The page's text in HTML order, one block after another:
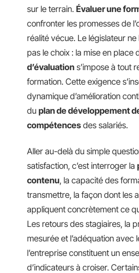
sur le terrain. Évaluer une
confronter les promesses de
réalité vécue. Le législateur ne
pas le choix : la mise en place
d’évaluation s’impose à tout
formation. Cette exigence
dynamique d’amélioration
du plan de développement
compétences des salariés.
Aller au-delà du simple
satisfaction, c’est interroger la
contenu, la capacité des
transmettre, la façon dont les
appliquent concrètement ce
Les retours des stagiaires, la
mesurée et l’adéquation avec
l’entreprise constituent un
d’indicateurs à croiser.